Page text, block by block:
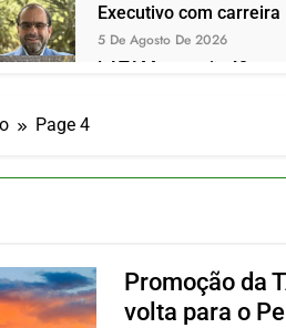
Executivo com
5 De Agosto De 2026
LATAM anuncia 42
Turismo na Serra
Por Dentro do
4 De Agosto De 2026
Page 4
Promoção da
volta para o